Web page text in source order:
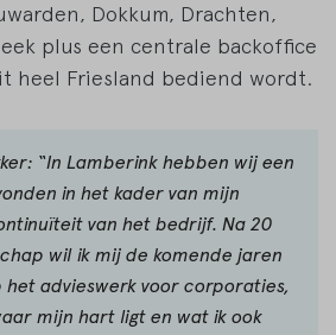
Dokkum, Drachten,
plus een centrale backoffice
heel Friesland bediend wordt.
“In Lamberink hebben wij een
in het kader van mijn
van het bedrijf. Na 20
wil ik mij de komende jaren
het advieswerk voor corporaties,
mijn hart ligt en wat ik ook